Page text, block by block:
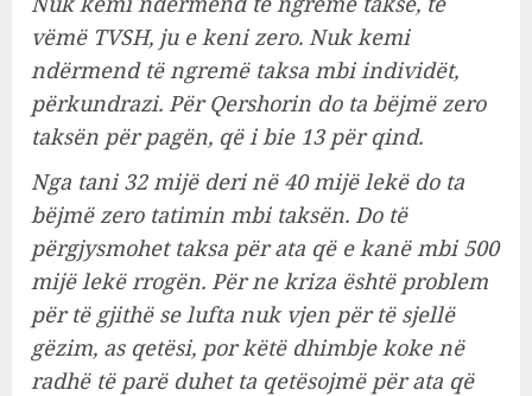
vëmë TVSH, ju e keni zero. Nuk kemi
ndërmend të ngremë taksa mbi individët,
përkundrazi. Për Qershorin do ta bëjmë zero
taksën për pagën, që i bie 13 për qind.
Nga tani 32 mijë deri në 40 mijë lekë do ta
bëjmë zero tatimin mbi taksën. Do të
përgjysmohet taksa për ata që e kanë mbi 500
mijë lekë rrogën. Për ne kriza është problem
për të gjithë se lufta nuk vjen për të sjellë
gëzim, as qetësi, por këtë dhimbje koke në
radhë të parë duhet ta qetësojmë për ata që